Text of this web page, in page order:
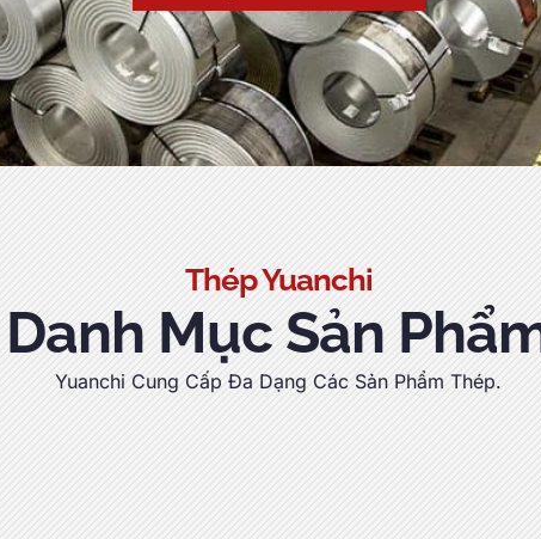
Thép Yuanchi
Danh Mục Sản
Yuanchi Cung Cấp Đa Dạng Các Sản Phẩm Thép.